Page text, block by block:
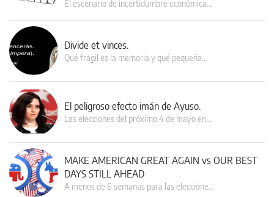
El escenario de incertidumbre económica…
Divide et vinces.
Qué frágil es la memoria y qué pequeña…
El peligroso efecto imán de Ayuso.
Las elecciones del próximo 4 de mayo en…
MAKE AMERICAN GREAT AGAIN vs OUR BEST
DAYS STILL AHEAD
A menos de 6 semanas para las eleccione…